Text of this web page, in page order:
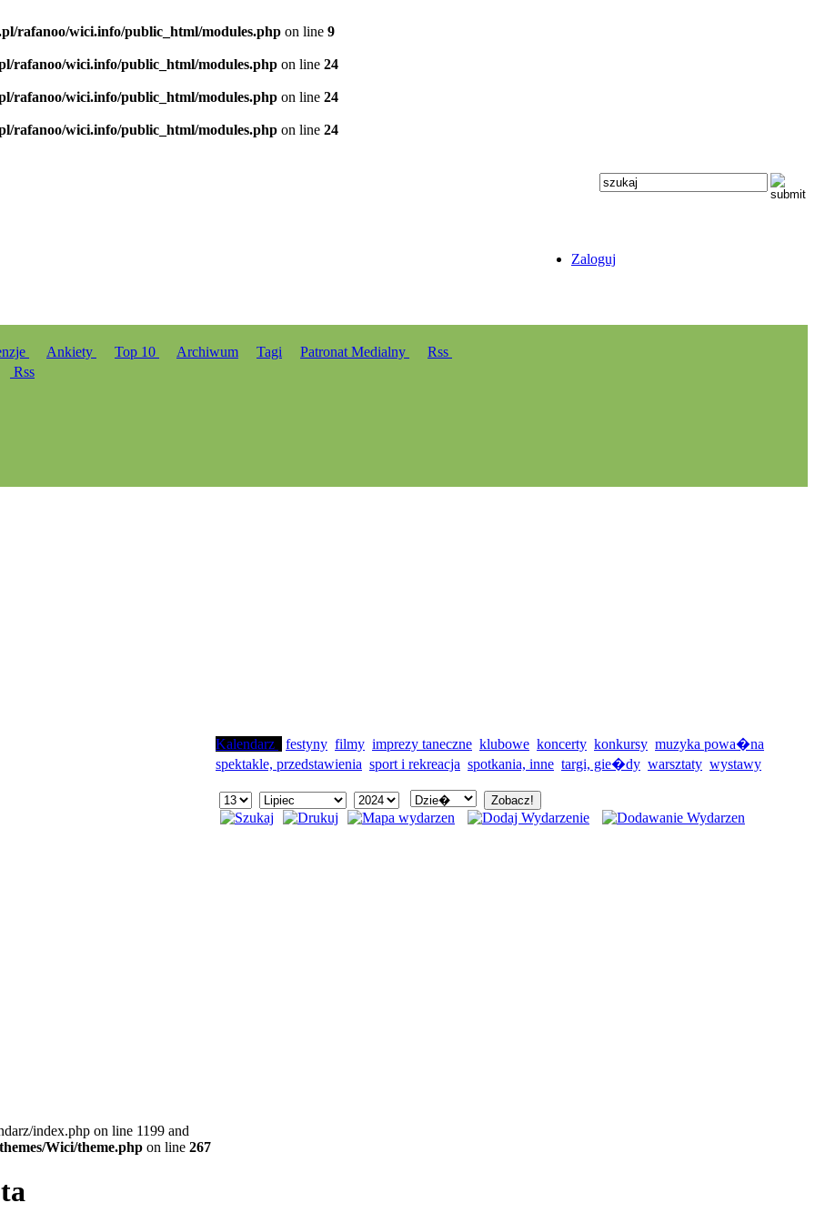
rafanoo/wici.info/public_html/modules.php on line 9
rafanoo/wici.info/public_html/modules.php on line 24
rafanoo/wici.info/public_html/modules.php on line 24
rafanoo/wici.info/public_html/modules.php on line 24
Zaloguj
Ankiety Top 10 Archiwum Tagi Patronat Medialny
Rss
Rss
index.php on line 1199 and
Wici/theme.php on line 267
Kalendarz festyny filmy imprezy taneczne klubowe koncerty konkursy muzyka powa�na
spektakle, przedstawienia sport i rekreacja spotkania, inne targi, gie�dy warsztaty wystawy